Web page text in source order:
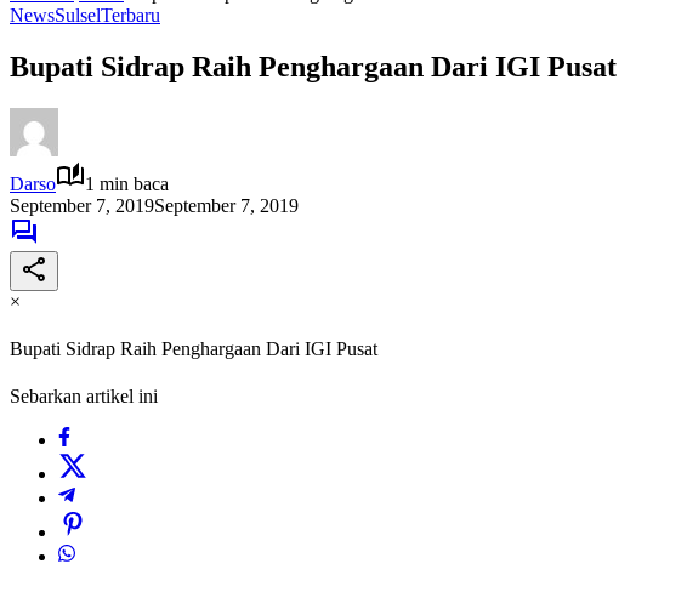
NewsSulselTerbaru
Bupati Sidrap Raih Penghargaan Dari IGI Pusat
Darso
1 min baca
September 7, 2019September 7, 2019
×
Bupati Sidrap Raih Penghargaan Dari IGI Pusat
Sebarkan artikel ini